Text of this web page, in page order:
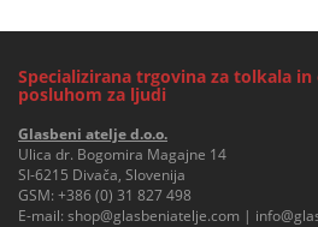
Specializirana trgovina za tolkala
posluhom za ljudi
Glasbeni atelje d.o.o.
Ulica dr. Bogomira Magajne 14
SI-6215 Divača, Slovenija
GSM: +386 (0) 31 827 498
E-mail: shop@glasbeniatelje.com |